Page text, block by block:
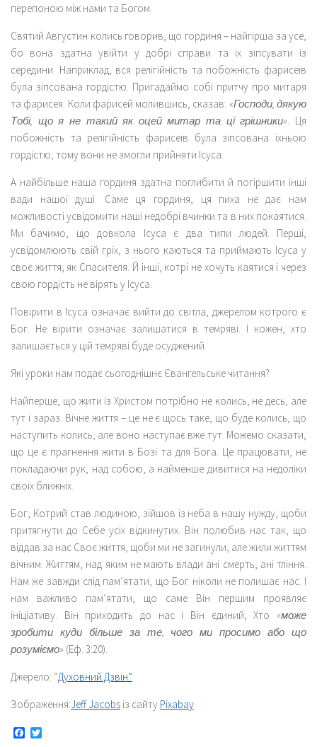
перепоною між нами та Богом.
Святий Августин колись говорив, що гординя – найгірша за усе,
бо вона здатна увійти у добрі справи та їх зіпсувати із
середини. Наприклад, вся релігійність та побожність фарисеїв
була зіпсована гордістю. Пригадаймо собі притчу про митаря
та фарисея. Коли фарисей молившись, сказав: «Господи, дякую
Тобі, що я не такий як оцей митар та ці грішники». Ця
побожність та релігійність фарисеїв була зіпсована їхньою
гордістю, тому вони не змогли прийняти Ісуса.
А найбільше наша гординя здатна поглибити й погіршити інші
вади нашої душі. Саме ця гординя, ця пиха не дає нам
можливості усвідомити наші недобрі вчинки та в них покаятися.
Ми бачимо, що довкола Ісуса є два типи людей. Перші,
усвідомлюють свій гріх, з нього каються та приймають Ісуса у
своє життя, як Спасителя. Й інші, котрі не хочуть каятися і через
свою гордість не вірять у Ісуса.
Повірити в Ісуса означає вийти до світла, джерелом котрого є
Бог. Не вірити означає залишатися в темряві. І кожен, хто
залишається у цій темряві буде осуджений.
Які уроки нам подає сьогоднішнє Євангельське читання?
Найперше, що жити із Христом потрібно не колись, не десь, але
тут і зараз. Вічне життя – це не є щось таке, що буде колись, що
наступить колись, але воно наступає вже тут. Можемо сказати,
що це є прагнення жити в Бозі та для Бога. Це працювати, не
покладаючи рук, над собою, а найменше дивитися на недоліки
своїх ближніх.
Бог, Котрий став людиною, зійшов із неба в нашу нужду, щоби
притягнути до Себе усіх відкинутих. Він полюбив нас так, що
віддав за нас Своє життя, щоби ми не загинули, але жили життям
вічним. Життям, над яким не мають влади ані смерть, ані тління.
Нам же завжди слід пам’ятати, що Бог ніколи не полишає нас. І
нам важливо пам’ятати, що саме Він першим проявляє
ініціативу. Він приходить до нас і Він єдиний, Хто «може
зробити куди більше за те, чого ми просимо або що
розуміємо» (Еф. 3:20).
Джерело: “Духовний Дзвін”
Зображення:Jeff Jacobs із сайту Pixabay
Facebook